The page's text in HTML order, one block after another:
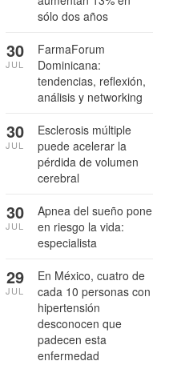
sólo dos años
FarmaForum
Dominicana:
tendencias, reflexión,
análisis y networking
30
JUL
Esclerosis múltiple
puede acelerar la
pérdida de volumen
cerebral
30
JUL
Apnea del sueño pone
en riesgo la vida:
especialista
30
JUL
En México, cuatro de
cada 10 personas con
hipertensión
desconocen que
padecen esta
enfermedad
29
JUL